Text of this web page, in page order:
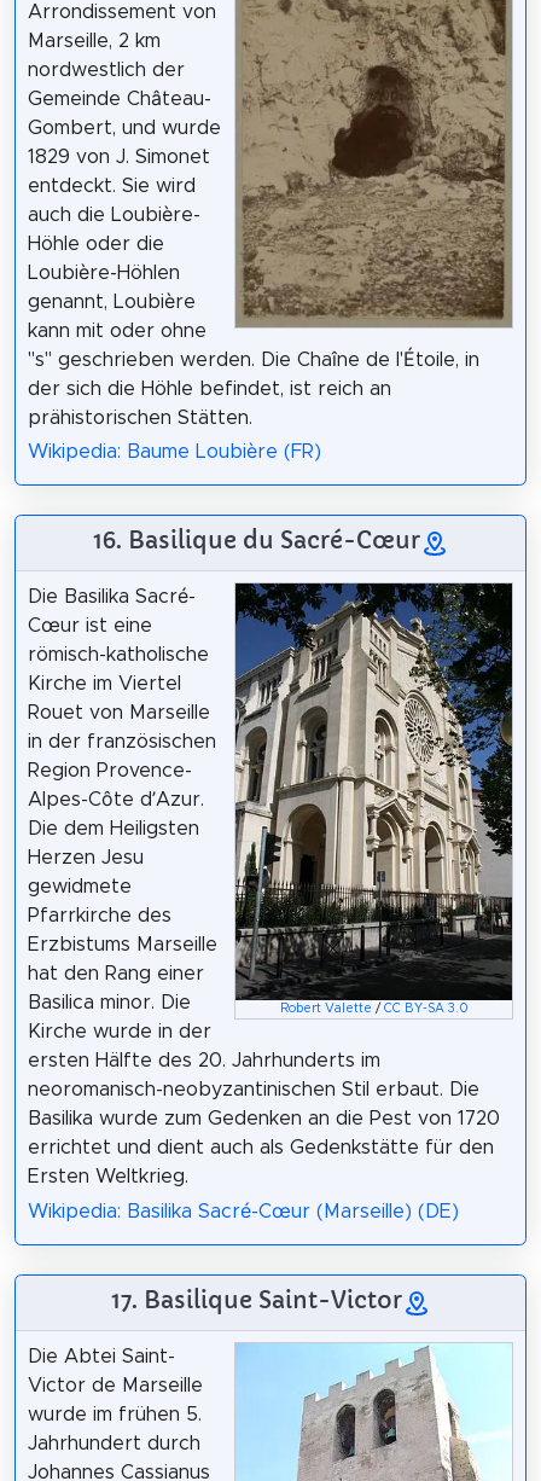
Arrondissement von
Marseille, 2 km
nordwestlich der
Gemeinde Château-
Gombert, und wurde
1829 von J. Simonet
entdeckt. Sie wird
auch die Loubière-
Höhle oder die
Loubière-Höhlen
genannt, Loubière
kann mit oder ohne
"s" geschrieben werden. Die Chaîne de l'Étoile, in
der sich die Höhle befindet, ist reich an
prähistorischen Stätten.
Wikipedia: Baume Loubière (FR)
16. Basilique du Sacré-Cœur
Robert Valette / CC BY-SA 3.0
Die Basilika Sacré-
Cœur ist eine
römisch-katholische
Kirche im Viertel
Rouet von Marseille
in der französischen
Region Provence-
Alpes-Côte d’Azur.
Die dem Heiligsten
Herzen Jesu
gewidmete
Pfarrkirche des
Erzbistums Marseille
hat den Rang einer
Basilica minor. Die
Kirche wurde in der
ersten Hälfte des 20. Jahrhunderts im
neoromanisch-neobyzantinischen Stil erbaut. Die
Basilika wurde zum Gedenken an die Pest von 1720
errichtet und dient auch als Gedenkstätte für den
Ersten Weltkrieg.
Wikipedia: Basilika Sacré-Cœur (Marseille) (DE)
17. Basilique Saint-Victor
Die Abtei Saint-
Victor de Marseille
wurde im frühen 5.
Jahrhundert durch
Johannes Cassianus